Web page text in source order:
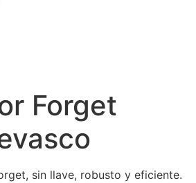
Forget
sin llave, robusto y eficiente.